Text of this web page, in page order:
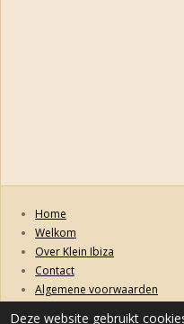
Deze website gebruikt
Home
Welkom
Over Klein Ibiza
Contact
Algemene voorwaarden